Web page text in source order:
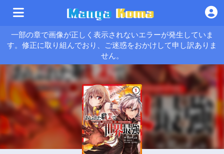
一部の章で画像が正しく表示されないエラーが発生していま
す。修正に取り組んでおり、ご迷惑をおかけして申し訳ありま
せん。